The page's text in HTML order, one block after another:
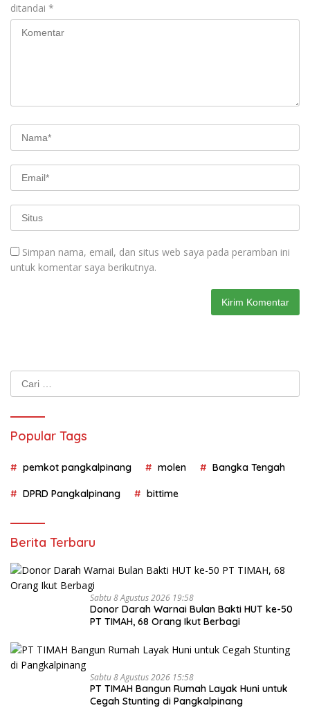
ditandai *
Simpan nama, email, dan situs web saya pada peramban ini
untuk komentar saya berikutnya.
Cari
untuk:
Popular Tags
pemkot pangkalpinang molen Bangka Tengah
DPRD Pangkalpinang bittime
Berita Terbaru
Sabtu 8 Agustus 2026 19:58
Donor Darah Warnai Bulan Bakti HUT ke-50
PT TIMAH, 68 Orang Ikut Berbagi
Sabtu 8 Agustus 2026 15:58
PT TIMAH Bangun Rumah Layak Huni untuk
Cegah Stunting di Pangkalpinang